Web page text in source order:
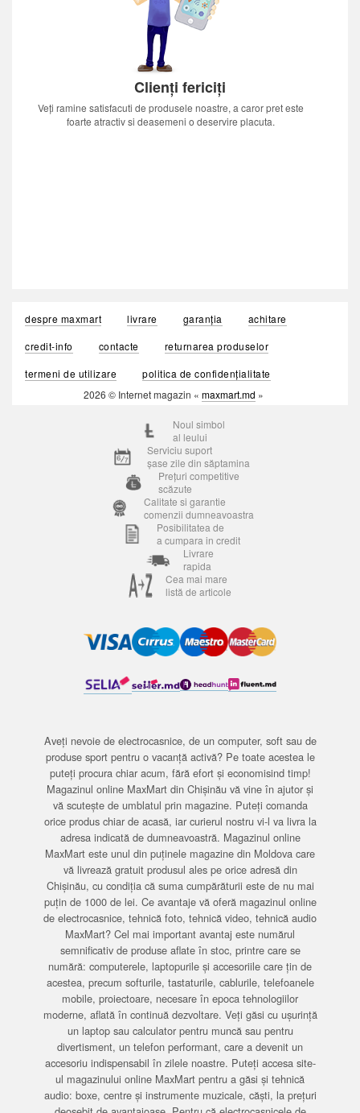
Clienți fericiți
Veți ramine satisfacuti de produsele noastre, a caror pret este
foarte atractiv si deasemeni o deservire placuta.
despre maxmart livrare garanția
achitare
credit-info
contacte
returnarea produselor
termeni de utilizare
politica de confidențialitate
2026 © Internet magazin « maxmart.md »
Noul simbol
al leului
Serviciu suport
șase zile din săptamina
Prețuri competitive
scăzute
Calitate si garantie
comenzii dumneavoastra
Posibilitatea de
a cumpara in credit
Livrare
rapida
Cea mai mare
listă de articole
Aveți nevoie de electrocasnice, de un computer, soft sau de
produse sport pentru o vacanță activă? Pe toate acestea le
puteți procura chiar acum, fără efort și economisind timp!
Magazinul online MaxMart din Chișinău vă vine în ajutor și
vă scutește de umblatul prin magazine. Puteți comanda
orice produs chiar de acasă, iar curierul nostru vi-l va livra la
adresa indicată de dumneavoastră. Magazinul online
MaxMart este unul din puținele magazine din Moldova care
vă livrează gratuit produsul ales pe orice adresă din
Chișinău, cu condiția că suma cumpărăturii este de nu mai
puțin de 1000 de lei. Ce avantaje vă oferă magazinul online
de electrocasnice, tehnică foto, tehnică video, tehnică audio
MaxMart? Cel mai important avantaj este numărul
semnificativ de produse aflate în stoc, printre care se
numără: computerele, laptopurile și accesoriile care țin de
acestea, precum softurile, tastaturile, cablurile, telefoanele
mobile, proiectoare, necesare în epoca tehnologiilor
moderne, aflată în continuă dezvoltare. Veți găsi cu ușurință
un laptop sau calculator pentru muncă sau pentru
divertisment, un telefon performant, care a devenit un
accesoriu indispensabil în zilele noastre. Puteți accesa site-
ul magazinului online MaxMart pentru a găsi și tehnică
audio: boxe, centre și instrumente muzicale, căști, la prețuri